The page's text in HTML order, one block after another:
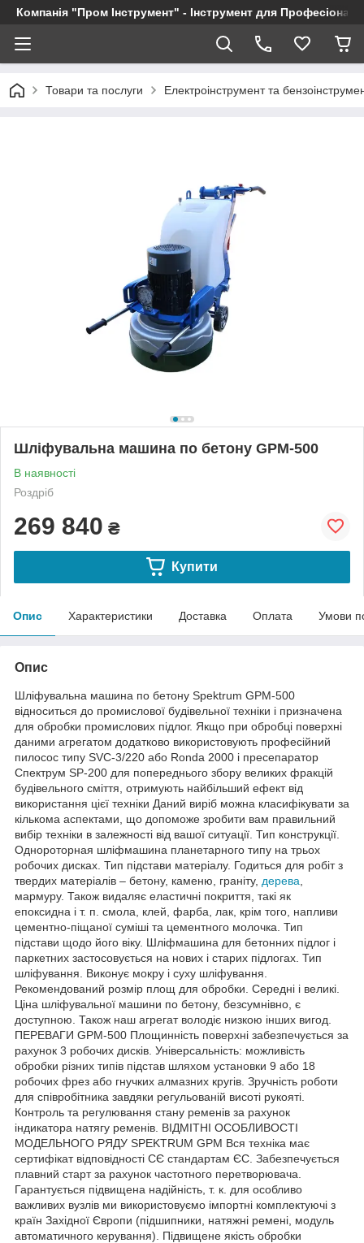
Компанія "Пром Інструмент" - Інструмент для
Товари та послуги Електроінструмент та
Шліфувальна машина по бетону GPM-500
В наявності
Роздріб
269 840 ₴
Купити
Опис Характеристики Доставка Оплата Умови
Опис
Шліфувальна машина по бетону Spektrum GPM-500
відноситься до промислової будівельної техніки і призначена
для обробки промислових підлог. Якщо при обробці поверхні
даними агрегатом додатково використовують професійний
пилосос типу SVC-3/220 або Ronda 2000 і пресепаратор
Спектрум SP-200 для попереднього збору великих фракцій
будівельного сміття, отримують найбільший ефект від
використання цієї техніки Даний виріб можна класифікувати за
кількома аспектами, що допоможе зробити вам правильний
вибір техніки в залежності від вашої ситуації. Тип конструкції.
Однороторная шліфмашина планетарного типу на трьох
робочих дисках. Тип підстави матеріалу. Годиться для робіт з
твердих матеріалів – бетону, каменю, граніту, дерева
мармуру. Також видаляє еластичні покриття, такі як
епоксидна і т. п. смола, клей, фарба, лак, крім того, напливи
цементно-піщаної суміші та цементного молочка. Тип
підстави щодо його віку. Шліфмашина для бетонних підлог і
паркетних застосовується на нових і старих підлогах. Тип
шліфування. Виконує мокру і суху шліфування.
Рекомендований розмір площ для обробки. Середні і великі.
Ціна шліфувальної машини по бетону, безсумнівно, є
доступною. Також наш агрегат володіє низкою інших вигод.
ПЕРЕВАГИ GPM-500 Площинність поверхні забезпечується за
рахунок 3 робочих дисків. Універсальність: можливість
обробки різних типів підстав шляхом установки 9 або 18
робочих фрез або гнучких алмазних кругів. Зручність роботи
для співробітника завдяки регульованій висоті рукояті.
Контроль та регулювання стану ременів за рахунок
індикатора натягу ременів. ВІДМІТНІ ОСОБЛИВОСТІ
МОДЕЛЬНОГО РЯДУ SPEKTRUM GPM Вся техніка має
сертифікат відповідності СЄ стандартам ЄС. Забезпечується
плавний старт за рахунок частотного перетворювача.
Гарантується підвищена надійність, т. к. для особливо
важливих вузлів ми використовуємо імпортні комплектуючі з
країн Західної Європи (підшипники, натяжні ремені, модуль
автоматичного керування). Підвищене якість обробки